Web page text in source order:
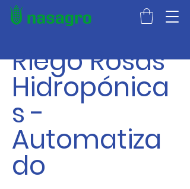
Riego Rosas
Hidropónica
s -
Automatiza
do